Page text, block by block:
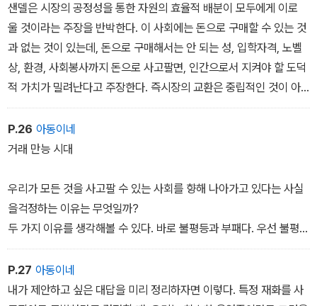
샌델은 시장의 공정성을 통한 자원의 효율적 배분이 모두에게 이로
울 것이라는 주장을 반박한다. 이 사회에는 돈으로 구매할 수 있는 것
과 없는 것이 있는데, 돈으로 구매해서는 안 되는 성, 입학자격, 노벨
상, 환경, 사회봉사까지 돈으로 사고팔면, 인간으로서 지켜야 할 도덕
적 가치가 밀려난다고 주장한다. 즉시장의 교환은 중립적인 것이 아
니라, 재화의 가치를 변질시키게 된다는 말이다. 성적이 좋은 아이들
에게 돈을 주면, 공부를 잘하게 하려는 본래의 의도는사라지고 아이
들은 돈을 받기 위해 공부할 것이다. 시장적 인센티브가 비시장적 인
로만들면 시민적 참여, 공공성, 우정과 사랑, 명예 등 인간사회의 모
든 덕목이 사라지게 된다는 것이다. 효율성을 추구하기보다는 ‘무엇
이 정말로 소중한 것인가 어떻게 살아가고 싶은가?‘라는 근본적 질문
에 우리는 답을 해야 한다.
P.26 아동이네
거래 만능 시대
우리가 모든 것을 사고팔 수 있는 사회를 향해 나아가고 있다는 사실
을걱정하는 이유는 무엇일까?
두 가지 이유를 생각해볼 수 있다. 바로 불평등과 부패다. 우선 불평등
에 관해 생각해보자. 모든 것이 거래 대상인 사회에서 생활하기란 재
산이 넉넉하지 않은 사람에게는 더욱 힘들다. 따라서 돈으로 살 수 있
는 대상이 많아질수록 우리가 부유한지 가난한지가 더욱 중요해진다.
P.27 아동이네
내가 제안하고 싶은 대답을 미리 정리하자면 이렇다. 특정 재화를 사